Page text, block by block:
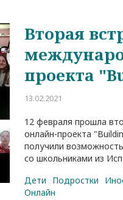
Вторая
проекта
13.02.2021
12 февраля прошла
онлайн-проекта
получили
со школьниками из
Дети
Подростки
Онлайн